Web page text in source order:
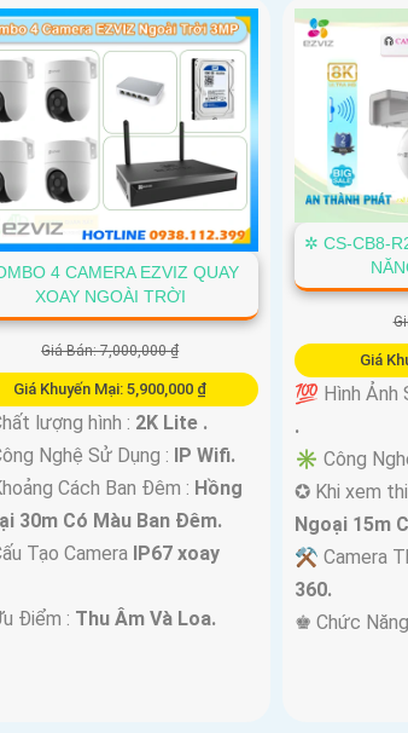
4 CAMERA EZVIZ QUAY
XOAY NGOÀI TRỜI
Giá Bán: 7,000,000 ₫
Giá Khuyến Mại: 5,900,000 ₫
lượng hình : 2K Lite .
Nghệ Sử Dụng : IP Wifi.
Cách Ban Đêm : Hồng
30m Có Màu Ban Ðêm.
Tạo Camera IP67 xoay
Điểm : Thu Âm Và Loa.
✲ CS-CB8-
Giá
💯 Hình Ảnh
.
✳️ Công
✪ Khi xem
Ngoại 15m
⚒ Camera
360.
️♚ Chức